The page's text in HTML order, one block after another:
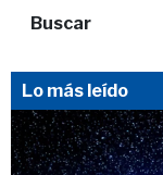
Buscar
Lo más leído